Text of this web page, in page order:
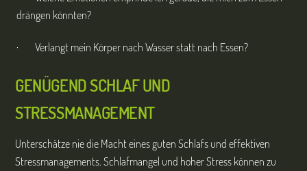
drängen könnten?
· Verlangt mein Körper nach Wasser statt nach Essen?
GENÜGEND SCHLAF UND
STRESSMANAGEMENT
Unterschätze nie die Macht eines guten Schlafs und effektiven
Stressmanagements. Schlafmangel und hoher Stress können zu